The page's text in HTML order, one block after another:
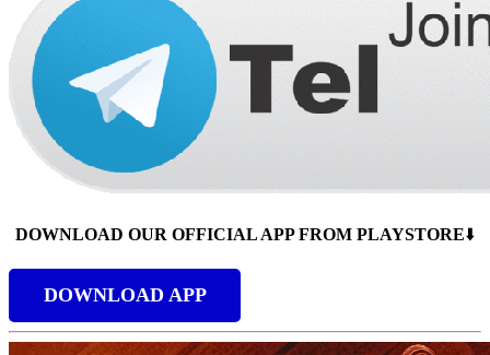
DOWNLOAD OUR OFFICIAL APP FROM PLAYSTORE⬇️
DOWNLOAD APP